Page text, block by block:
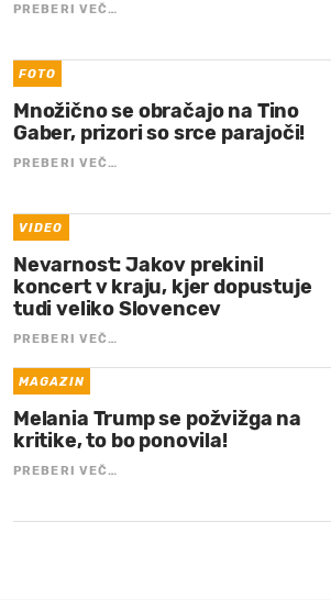
PREBERI VEČ…
FOTO
Množično se obračajo na Tino
Gaber, prizori so srce parajoči!
PREBERI VEČ…
VIDEO
Nevarnost: Jakov prekinil
koncert v kraju, kjer dopustuje
tudi veliko Slovencev
PREBERI VEČ…
MAGAZIN
Melania Trump se požvižga na
kritike, to bo ponovila!
PREBERI VEČ…